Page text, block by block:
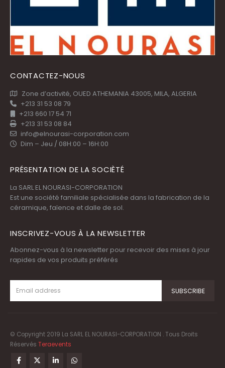
CONTACTEZ-NOUS
Zone d’activité, OUED ATHEMANIA 43005, MILA, ALGERIA
+213 31 53 08 79
+213 660 17 54 71
+213 31 53 08 84
info@elnourasi-corporation.com
Dim – Jeu / 08H:00 – 16H:00
PRÉSENTATION DE LA SOCIÈTÉ
La SARL EL NOURASI-CORPORATION
Est une société familiale spécialisée dans la fabrication de la
céramique, faïence et dalle de sol.
INSCRIVEZ-VOUS À LA NEWSLETTER
Abonnez-vous à la newsletter pour recevoir des mises à jour
rapides de vos produits préférés
© Copyright 2019 La SARL EL NOURASI-CORPORATION . Tous Droits
Réservés Teraevents